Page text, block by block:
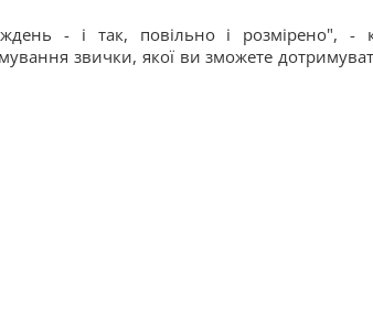
- і так, повільно і розмірено", -
звички, якої ви зможете